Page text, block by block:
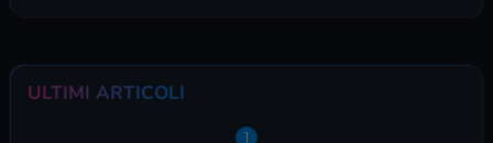
ULTIMI ARTICOLI